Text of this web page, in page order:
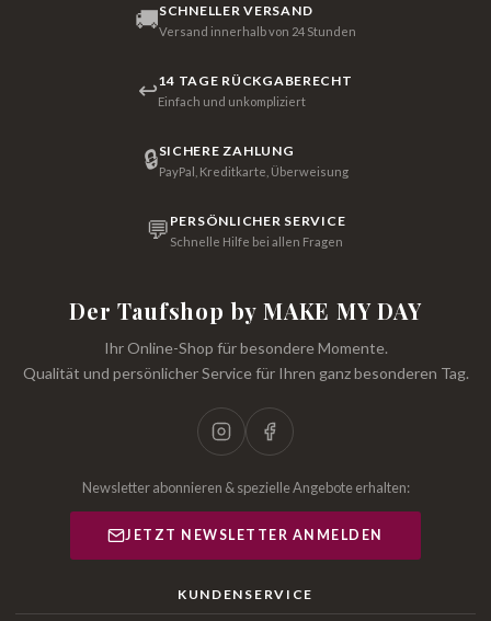
🚚SCHNELLER VERSAND
Versand innerhalb von 24 Stunden
↩14 TAGE RÜCKGABERECHT
Einfach und unkompliziert
🔒SICHERE ZAHLUNG
PayPal, Kreditkarte, Überweisung
💬 PERSÖNLICHER SERVICE
Schnelle Hilfe bei allen Fragen
Der Taufshop by MAKE MY DAY
Ihr Online-Shop für besondere Momente.
Qualität und persönlicher Service für Ihren ganz besonderen Tag.
Newsletter abonnieren & spezielle Angebote erhalten:
JETZT NEWSLETTER ANMELDEN
KUNDENSERVICE